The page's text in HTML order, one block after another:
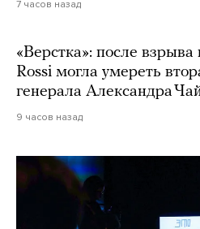
7 часов назад
«Верстка»: после
Rossi могла умереть
генерала Александра
9 часов назад